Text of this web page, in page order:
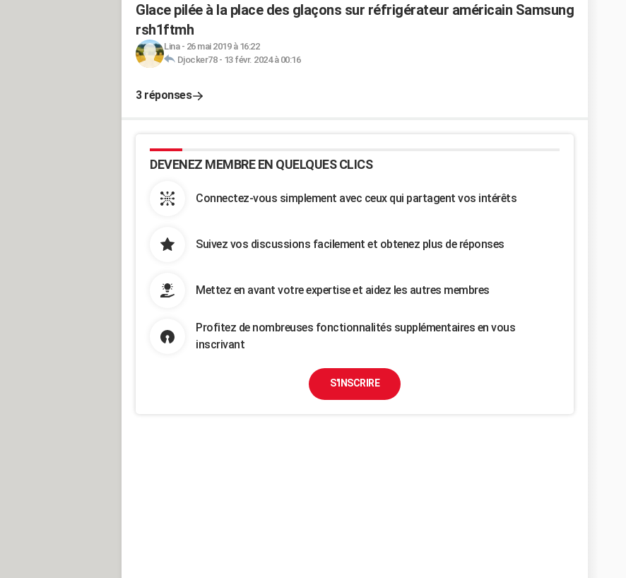
Glace pilée à la place des glaçons sur réfrigérateur américain Samsung
rsh1ftmh
Lina- 26 mai 2019 à 16:22
Djocker78- 13 févr. 2024 à 00:16
3 réponses
DEVENEZ MEMBRE EN QUELQUES CLICS
Connectez-vous simplement avec ceux qui partagent vos intérêts
Suivez vos discussions facilement et obtenez plus de réponses
Mettez en avant votre expertise et aidez les autres membres
Profitez de nombreuses fonctionnalités supplémentaires en vous
inscrivant
S'INSCRIRE